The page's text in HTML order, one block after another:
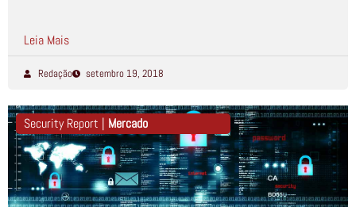
Leia Mais
Redação setembro 19, 2018
Security Report | Mercado